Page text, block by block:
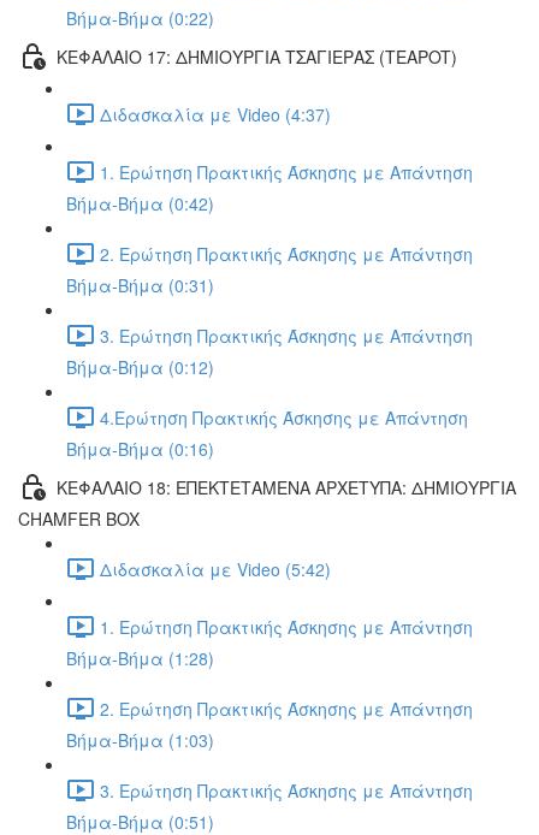
Βήμα-Βήμα (0:22)
ΚΕΦΑΛΑΙΟ 17: ΔΗΜΙΟΥΡΓΙΑ ΤΣΑΓΙΕΡΑΣ (TEAPOT)
Διδασκαλία με Video (4:37)
1. Ερώτηση Πρακτικής Άσκησης με Απάντηση
Βήμα-Βήμα (0:42)
2. Ερώτηση Πρακτικής Άσκησης με Απάντηση
Βήμα-Βήμα (0:31)
3. Ερώτηση Πρακτικής Άσκησης με Απάντηση
Βήμα-Βήμα (0:12)
4.Ερώτηση Πρακτικής Άσκησης με Απάντηση
Βήμα-Βήμα (0:16)
ΚΕΦΑΛΑΙΟ 18: ΕΠΕΚΤΕΤΑΜΕΝΑ ΑΡΧΕΤΥΠΑ: ΔΗΜΙΟΥΡΓΙΑ
CHAMFER BOX
Διδασκαλία με Video (5:42)
1. Ερώτηση Πρακτικής Άσκησης με Απάντηση
Βήμα-Βήμα (1:28)
2. Ερώτηση Πρακτικής Άσκησης με Απάντηση
Βήμα-Βήμα (1:03)
3. Ερώτηση Πρακτικής Άσκησης με Απάντηση
Βήμα-Βήμα (0:51)